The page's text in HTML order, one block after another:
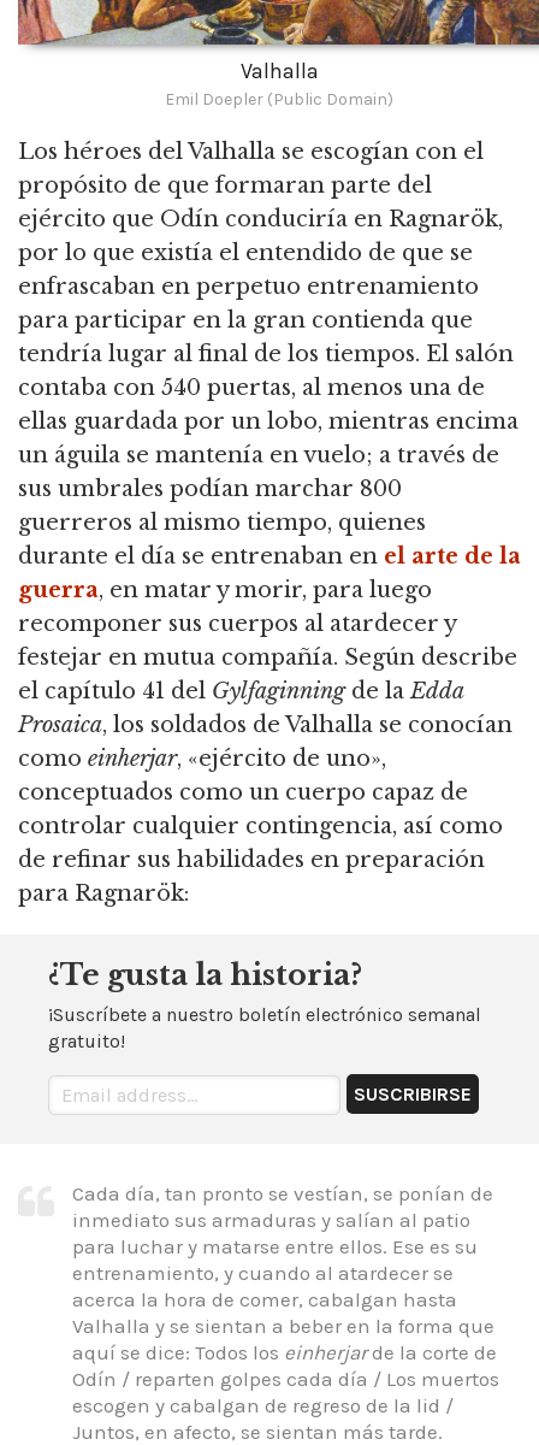
Valhalla
Emil Doepler (Public Domain)
Los héroes del Valhalla se escogían con el
propósito de que formaran parte del
ejército que Odín conduciría en Ragnarök,
por lo que existía el entendido de que se
enfrascaban en perpetuo entrenamiento
para participar en la gran contienda que
tendría lugar al final de los tiempos. El salón
contaba con 540 puertas, al menos una de
ellas guardada por un lobo, mientras encima
un águila se mantenía en vuelo; a través de
sus umbrales podían marchar 800
guerreros al mismo tiempo, quienes
durante el día se entrenaban en el arte de la
guerra, en matar y morir, para luego
recomponer sus cuerpos al atardecer y
festejar en mutua compañía. Según describe
el capítulo 41 del Gylfaginning de laEdda
Prosaica, los soldados de Valhalla se conocían
como einherjar, «ejército de uno»,
conceptuados como un cuerpo capaz de
controlar cualquier contingencia, así como
de refinar sus habilidades en preparación
para Ragnarök:
¿Te gusta la historia?
¡Suscríbete a nuestro boletín electrónico semanal
gratuito!
Cada día, tan pronto se vestían, se ponían de
inmediato sus armaduras y salían al patio
para luchar y matarse entre ellos. Ese es su
entrenamiento, y cuando al atardecer se
acerca la hora de comer, cabalgan hasta
Valhalla y se sientan a beber en la forma que
aquí se dice: Todos los einherjarde la corte de
Odín / reparten golpes cada día / Los muertos
escogen y cabalgan de regreso de la lid /
Juntos, en afecto, se sientan más tarde.